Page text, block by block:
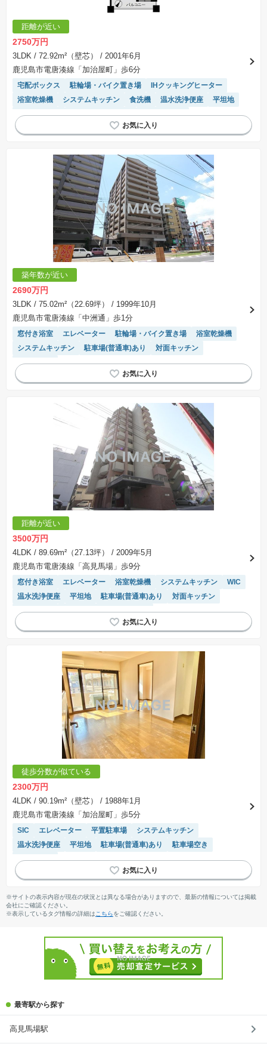
距離が近い
2750万円
3LDK / 72.92m²（壁芯）
/ 2001年6月
鹿児島市電唐湊線「加治屋町」歩6分
宅配ボックス 駐輪場・バイク置き場
IHクッキングヒーター
浴室乾燥機
システムキッチン 食洗機 温水洗浄便座
平坦地
バリアフリー
駐車場(普通車)あり
対面キッチン
モニター付きインターホン
駐車場空き
築年数が近い
2690万円
3LDK / 75.02m²（22.69坪）
/ 1999年10月
鹿児島市電唐湊線「中洲通」歩1分
窓付き浴室 エレベーター 駐輪場・バイク置き場
浴室乾燥機
システムキッチン
駐車場(普通車)あり
対面キッチン
駐車場空き
距離が近い
3500万円
4LDK / 89.69m²（27.13坪）
/ 2009年5月
鹿児島市電唐湊線「高見馬場」歩9分
窓付き浴室 エレベーター 浴室乾燥機 システムキッチン
WIC
温水洗浄便座
平坦地 駐車場(普通車)あり
対面キッチン
ペット相談
モニター付きインターホン
徒歩分数が似ている
2300万円
4LDK / 90.19m²（壁芯）
/ 1988年1月
鹿児島市電唐湊線「加治屋町」歩5分
SIC エレベーター 平置駐車場
システムキッチン
温水洗浄便座
平坦地 駐車場(普通車)あり
駐車場空き
陽当り良好
※サイトの表示内容が現在の状況とは異なる場合がありますので、最新の情報については掲載
会社にご確認ください。
※表示しているタグ情報の詳細は こちらをご確認ください。
最寄駅から探す
高見馬場駅